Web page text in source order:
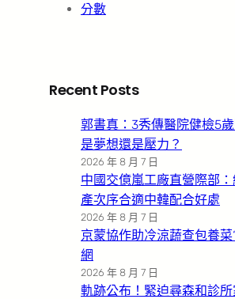
分數
Recent Posts
郭書真：3秀傳醫院健檢5
是夢想還是壓力？
2026 年 8 月 7 日
中國交億嵐工廠直營際部
產次序合適中韓配合好處
2026 年 8 月 7 日
京蒙協作助冷涼蔬查包養
網
2026 年 8 月 7 日
軌跡公布！緊迫尋森和診